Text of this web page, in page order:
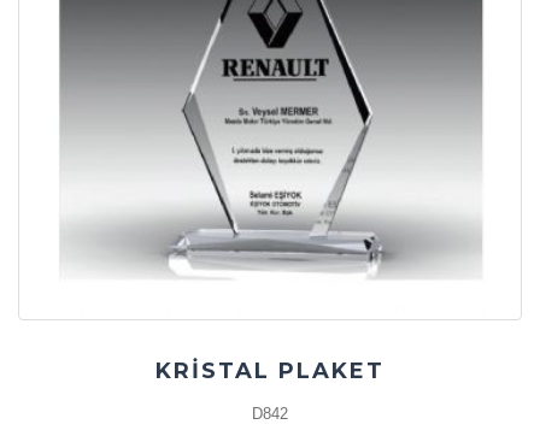
KRİSTAL PLAKET
D842